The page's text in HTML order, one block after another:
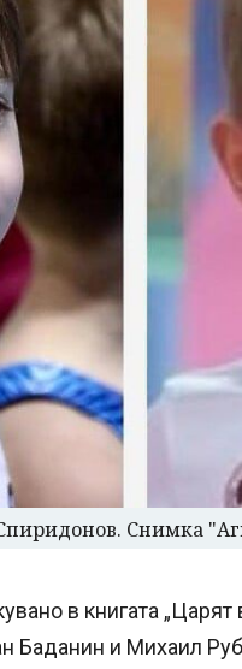
Снимка
в книгата
Баданин и Михаил